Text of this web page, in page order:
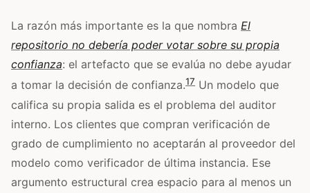
La razón más importante es la que nombra El
repositorio no debería poder votar sobre su propia
confianza: el artefacto que se evalúa no debe ayudar
a tomar la decisión de confianza.17 Un modelo que
califica su propia salida es el problema del auditor
interno. Los clientes que compran verificación de
grado de cumplimiento no aceptarán al proveedor del
modelo como verificador de última instancia. Ese
argumento estructural crea espacio para al menos un